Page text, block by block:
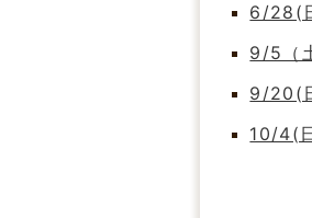
6/28(
9/5（
9/20(
10/4(